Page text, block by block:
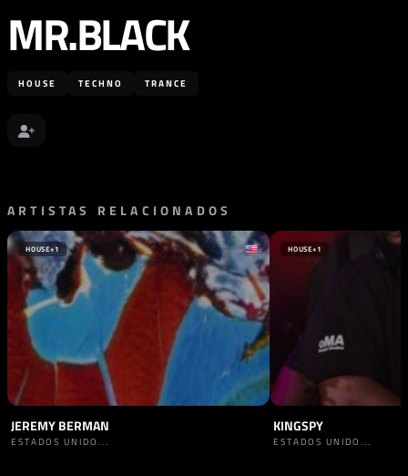
MR.BLACK
HOUSE TECHNO TRANCE
ARTISTAS RELACIONADOS
HOUSE+1
JEREMY BERMAN
ESTADOS UNIDO...
HOUSE+1
KINGSPY
ESTADOS UNIDO...